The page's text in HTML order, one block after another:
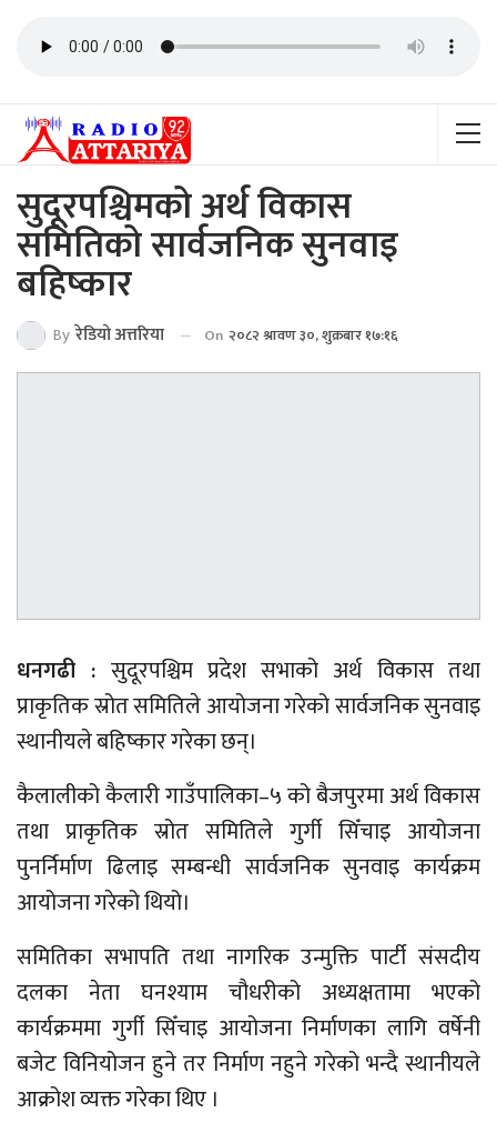
सुदूरपश्चिमको अर्थ विकास
समितिको सार्वजनिक सुनवाइ
बहिष्कार
By रेडियाे अत्तरिया On २०८२ श्रावण ३०, शुक्रबार १७:१६
धनगढी : सुदूरपश्चिम प्रदेश सभाको अर्थ विकास तथा
प्राकृतिक स्रोत समितिले आयोजना गरेको सार्वजनिक सुनवाइ
स्थानीयले बहिष्कार गरेका छन्।
कैलालीको कैलारी गाउँपालिका–५ को बैजपुरमा अर्थ विकास
तथा प्राकृतिक स्रोत समितिले गुर्गी सिँचाइ आयोजना
पुनर्निर्माण ढिलाइ सम्बन्धी सार्वजनिक सुनवाइ कार्यक्रम
आयोजना गरेको थियो।
समितिका सभापति तथा नागरिक उन्मुक्ति पार्टी संसदीय
दलका नेता घनश्याम चौधरीको अध्यक्षतामा भएको
कार्यक्रममा गुर्गी सिँचाइ आयोजना निर्माणका लागि वर्षेनी
बजेट विनियोजन हुने तर निर्माण नहुने गरेको भन्दै स्थानीयले
आक्रोश व्यक्त गरेका थिए ।